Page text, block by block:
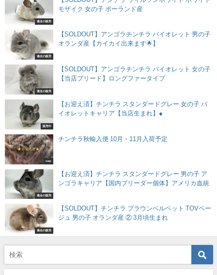
過去の販売
モザイク 女の子 ポーランド産
過去の販売
【SOLDOUT】アンゴラチンチラ バイオレット 男の子
オランダ産【カイカイ出来ます🌟】
過去の販売
【SOLDOUT】アンゴラチンチラ バイオレット 女の子
【当店ブリード】ロングファータイプ
販売中
【お迎え済】チンチラ スタンダードグレー 女の子 バ
イオレットキャリア【当店生まれ】●
new
チンチラ秋輸入便 10月・11月入荷予定
過去の販売
【お迎え済】チンチラ スタンダードグレー 男の子 ア
ンゴラキャリア【国内ブリーダー個体】アメリカ血統
過去の販売
【SOLDOUT】チンチラ ブラウンベルベット TOVベー
ジュ 男の子 オランダ産 ② 3月頃生まれ